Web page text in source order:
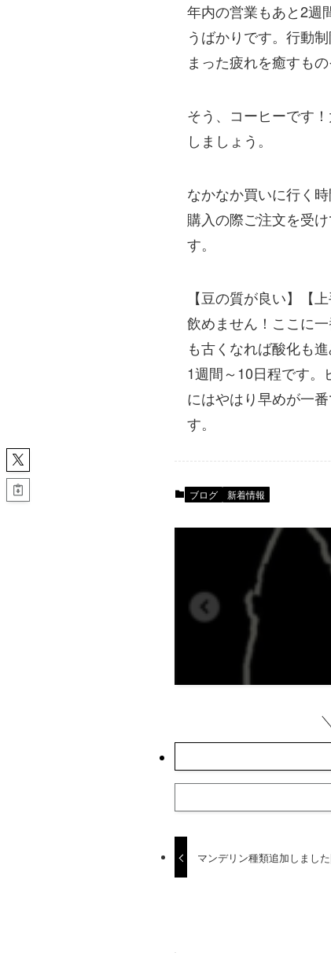
年内の営業もあと2週
うばかりです。行動
まった疲れを癒すも
そう、コーヒーです
しましょう。
なかなか買いに行く
購入の際ご注文を受
す。
【豆の質が良い】【
飲めません！ここに
も古くなれば酸化も
1週間～10日程です。
にはやはり早めが一
す。
ブログ 新着情報
マンデリン種類追加しまし